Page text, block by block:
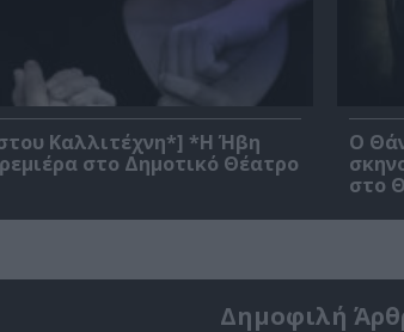
Καλλιτέχνη*] *Η Ήβη
στο Δημοτικό Θέατρο
Ο
στο
Δημοφιλή